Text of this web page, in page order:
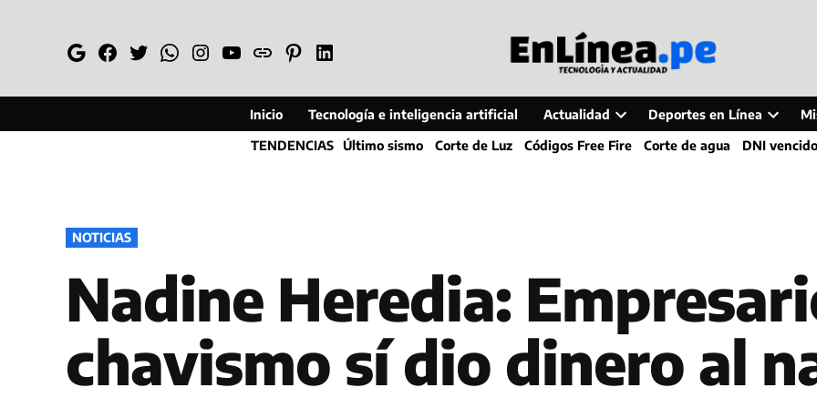
GoogleFacebook
TwitterWhatsapp
Instagram
YouTube
WebPinterestLinkedin
Inicio Tecnología e inteligencia artificial Actualidad
Open
dropdown
Deportes en Línea
Open
dropdown
TENDENCIAS Último sismo Corte de Luz Códigos Free Fire Corte de agua DNI vencido
PUBLICADO
EN
NOTICIAS
Nadine Heredia:
chavismo sí dio dinero al